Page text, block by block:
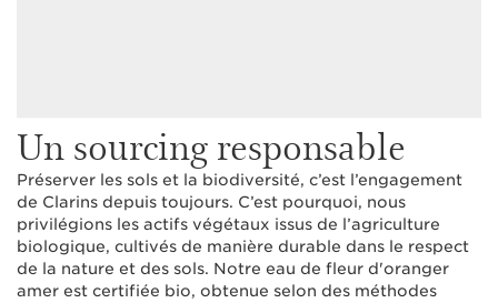
Un sourcing responsable
Préserver les sols et la biodiversité, c’est l’engagement
de Clarins depuis toujours. C’est pourquoi, nous
privilégions les actifs végétaux issus de l’agriculture
biologique, cultivés de manière durable dans le respect
de la nature et des sols. Notre eau de fleur d'oranger
amer est certifiée bio, obtenue selon des méthodes